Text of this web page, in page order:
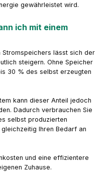
gewährleistet wird.
ich mit einem
Stromspeichers lässt sich der
steigern. Ohne Speicher
30 % des selbst erzeugten
kann dieser Anteil jedoch
Dadurch verbrauchen Sie
selbst produzierten
Ihren Bedarf an
und eine effizientere
Zuhause.